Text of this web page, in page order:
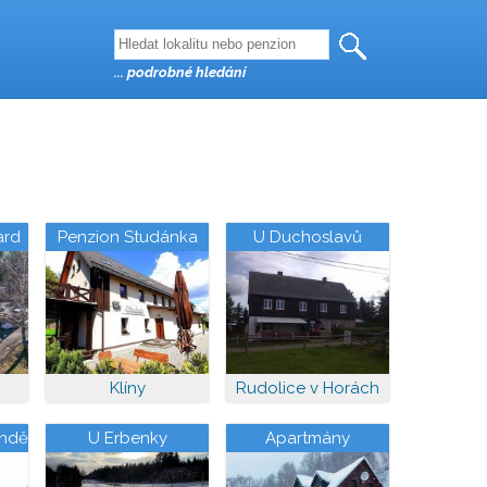
Penzion Studánka
Klíny
U Duchoslavů
Rudolice v Horách
U Erbenky Apartmány
... podrobné hledání